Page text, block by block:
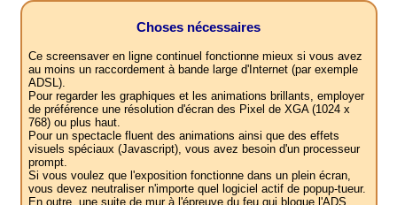
Choses nécessaires
Ce screensaver en ligne continuel fonctionne mieux si vous avez
au moins un raccordement à bande large d'Internet (par exemple
ADSL).
Pour regarder les graphiques et les animations brillants, employer
de préférence une résolution d'écran des Pixel de XGA (1024 x
768) ou plus haut.
Pour un spectacle fluent des animations ainsi que des effets
visuels spéciaux (Javascript), vous avez besoin d'un processeur
prompt.
Si vous voulez que l'exposition fonctionne dans un plein écran,
vous devez neutraliser n'importe quel logiciel actif de popup-tueur.
En outre, une suite de mur à l'épreuve du feu qui bloque l'ADS